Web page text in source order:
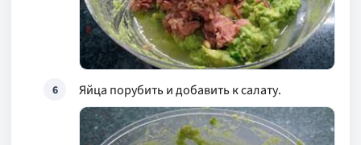
6 Яйца порубить и добавить к салату.